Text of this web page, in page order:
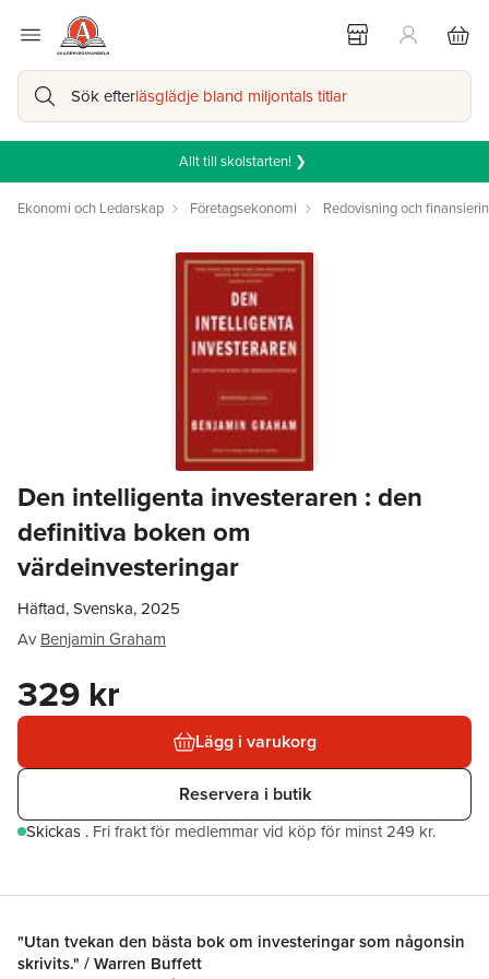
Sök efterläsglädje bland miljontals titlar
Allt till skolstarten! ❯
Ekonomi och Ledarskap Företagsekonomi Redovisning och
Den intelligenta investeraren : den
definitiva boken om
värdeinvesteringar
Häftad, Svenska, 2025
Av Benjamin Graham
329 kr
Lägg i varukorg
Reservera i butik
Skickas . Fri frakt för medlemmar vid köp för minst 249 kr.
"Utan tvekan den bästa bok om investeringar som någonsin
skrivits." / Warren Buffett